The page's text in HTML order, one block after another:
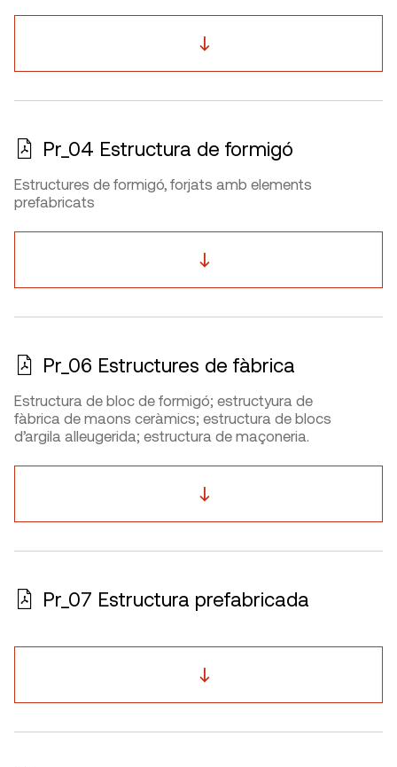
Pr_04 Estructura de formigó
Estructures de formigó, forjats amb elements
prefabricats
Pr_06 Estructures de fàbrica
Estructura de bloc de formigó; estructyura de
fàbrica de maons ceràmics; estructura de blocs
d’argila alleugerida; estructura de maçoneria.
Pr_07 Estructura prefabricada